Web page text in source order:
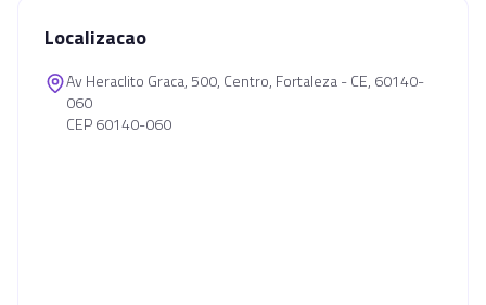
Localizacao
Av Heraclito Graca, 500, Centro, Fortaleza - CE, 60140-
060
CEP 60140-060